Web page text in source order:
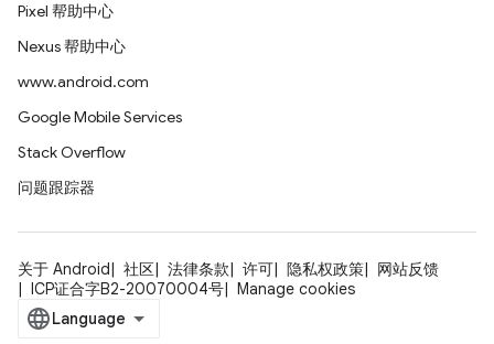
Pixel 帮助中心
Nexus 帮助中心
www.android.com
Google Mobile Services
Stack Overflow
问题跟踪器
关于 Android 社区 法律条款 许可 隐私权政策
网站反馈
ICP证合字B2-20070004号
Manage cookies